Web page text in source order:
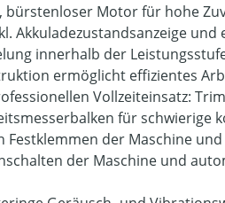
Motor für hohe
Akkuladezustandsanzeige
innerhalb der
ermöglicht effizientes
Vollzeiteinsatz:
für schwierige
der Maschine
der Maschine und